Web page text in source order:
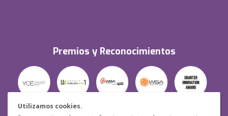
Utilizamos cookies.
Premios y Reconocimientos